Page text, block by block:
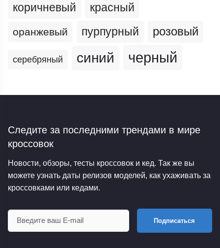
коричневый красный
оранжевый пурпурный розовый
серебряный синий черный
Следите за последними трендами в мире
кроссовок
Новости, обзоры, тесты кроссовок и кед. Так же вы
можете узнать даты релизов моделей, как ухаживать за
кроссовками или кедами.
Подписаться